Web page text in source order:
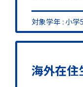
対象学年 : 小
海外在住